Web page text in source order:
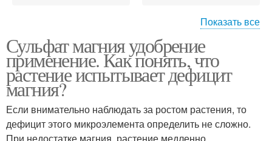
сельскохозяйственных
растений
Показать все
Сульфат магния удобрение
применение. Как понять, что
растение испытывает дефицит
магния?
Если внимательно наблюдать за ростом растения, то
дефицит этого микроэлемента определить не сложно.